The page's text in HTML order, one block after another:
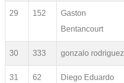
29 152
Gaston
Bentancourt
30 333 gonzalo rodriguez
31 62
Diego Eduardo